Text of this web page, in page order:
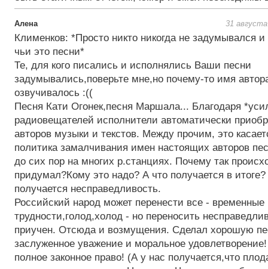
Алена 31
Клименков: *Просто никто никогда не задумывался
чьи это песни*
Те, для кого писались и исполнялись Ваши песни
задумывались,поверьте мне,но почему-то имя
озвучивалось :((
Песня Кати Огонек,песня Маршала... Благодаря
радиовещателей исполнители автоматически
авторов музыки и текстов. Между прочим, это
политика замалчивания имен настоящих авторов
до сих пор на многих р.станциях. Почему так
придумал?Кому это надо? А что получается в итоге?
получается несправедливость.
Российский народ может перенести все - временные
трудности,голод,холод - но переносить
приучен. Отсюда и возмущения. Сделал хорошую
заслуженное уважение и моральное
полное законное право! (А у нас получается,что